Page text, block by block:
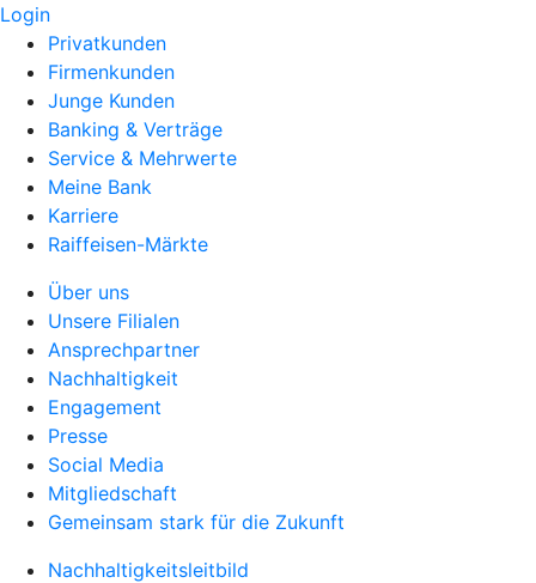
Login
Privatkunden
Firmenkunden
Junge Kunden
Banking & Verträge
Service & Mehrwerte
Meine Bank
Karriere
Raiffeisen-Märkte
Über uns
Unsere Filialen
Ansprechpartner
Nachhaltigkeit
Engagement
Presse
Social Media
Mitgliedschaft
Gemeinsam stark für die Zukunft
Nachhaltigkeitsleitbild